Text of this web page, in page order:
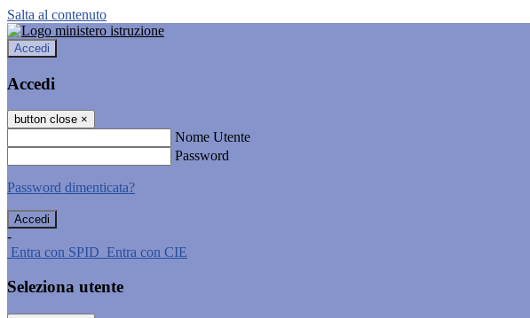
Salta al contenuto
Accedi
Accedi
button close ×
Nome Utente
Password
Password dimenticata?
-
Entra con SPID Entra con CIE
Seleziona utente